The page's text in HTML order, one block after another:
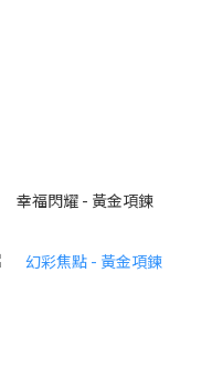
幸福閃耀 - 黃金項鍊